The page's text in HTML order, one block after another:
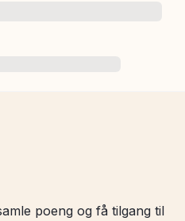
poeng og få tilgang til